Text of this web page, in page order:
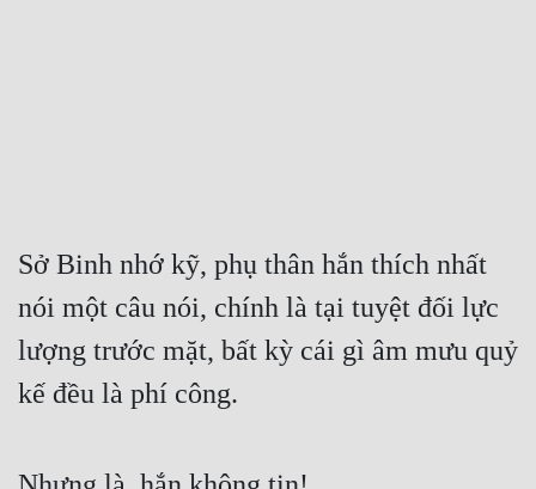
Xa Lộ Dịch
Cung Đấu
Sở Binh nhớ kỹ, phụ thân hắn thích nhất
nói một câu nói, chính là tại tuyệt đối lực
lượng trước mặt, bất kỳ cái gì âm mưu quỷ
kế đều là phí công.